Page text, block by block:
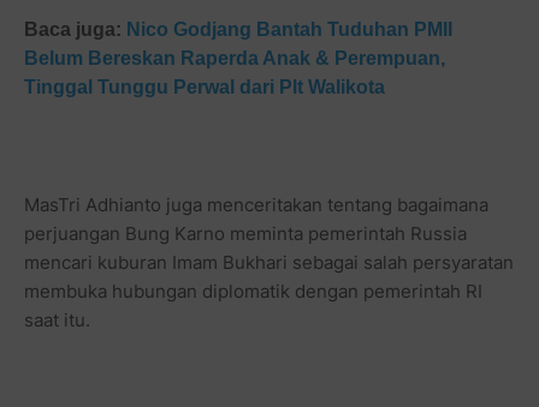
Baca juga: Nico Godjang Bantah Tuduhan PMII
Belum Bereskan Raperda Anak & Perempuan,
Tinggal Tunggu Perwal dari Plt Walikota
MasTri Adhianto juga menceritakan tentang bagaimana
perjuangan Bung Karno meminta pemerintah Russia
mencari kuburan Imam Bukhari sebagai salah persyaratan
membuka hubungan diplomatik dengan pemerintah RI
saat itu.